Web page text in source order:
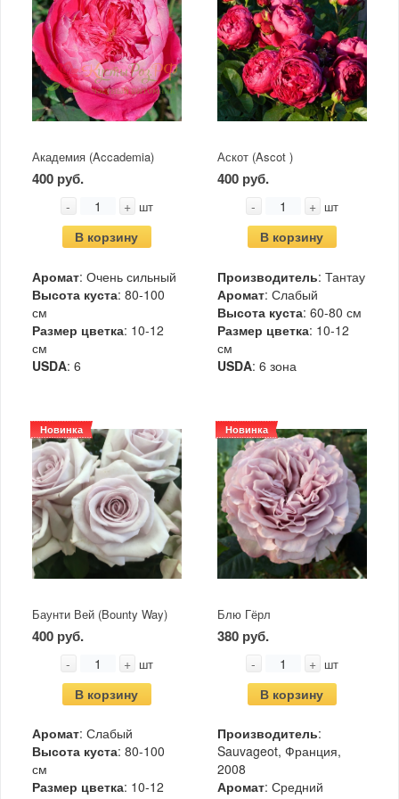
Академия (Accademia)
400 руб.
- + шт
В корзину
Аромат: Очень сильный
Высота куста: 80-100
см
Размер цветка: 10-12
см
USDA: 6
Аскот (Ascot )
400 руб.
- + шт
В корзину
Производитель: Тантау
Аромат: Слабый
Высота куста: 60-80 см
Размер цветка: 10-12
см
USDA: 6 зона
Новинка
Баунти Вей (Bounty Way)
400 руб.
- + шт
В корзину
Аромат: Слабый
Высота куста: 80-100
см
Размер цветка: 10-12
Новинка
Блю Гёрл
380 руб.
- + шт
В корзину
Производитель:
Sauvageot, Франция,
2008
Аромат: Средний